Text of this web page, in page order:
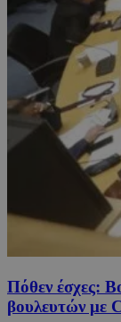
Πόθεν έσχες:
βουλευτών με